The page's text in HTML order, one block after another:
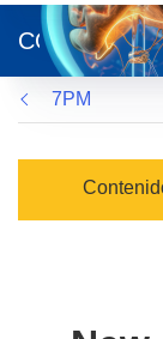
abrirá
en
una
nueva
ventana)
CORDIS
7PM